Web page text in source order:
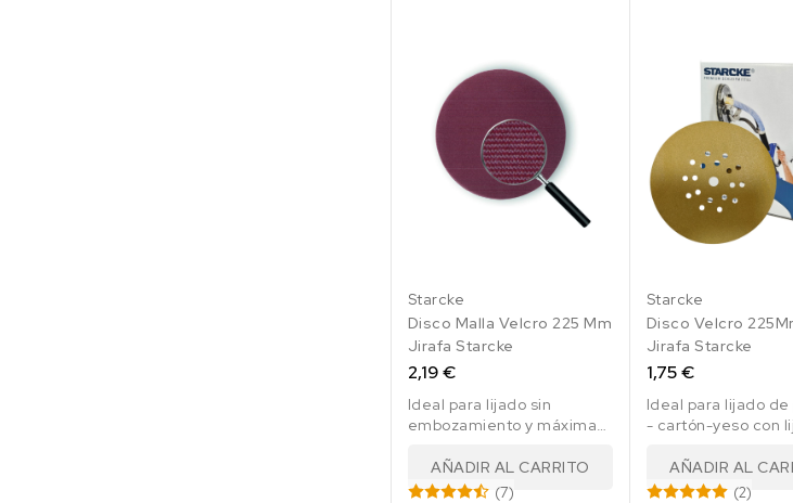
Starcke
Disco Malla Velcro 225 Mm
Jirafa Starcke
2,19 €
Ideal para lijado sin
embozamiento y máxima
tipo "jirafa".
AÑADIR AL CARRITO
Starcke
Disco Velcro
Jirafa Starcke
1,75 €
Ideal para lijado
- cartón-yeso con
AÑADIR AL
(7) (2)